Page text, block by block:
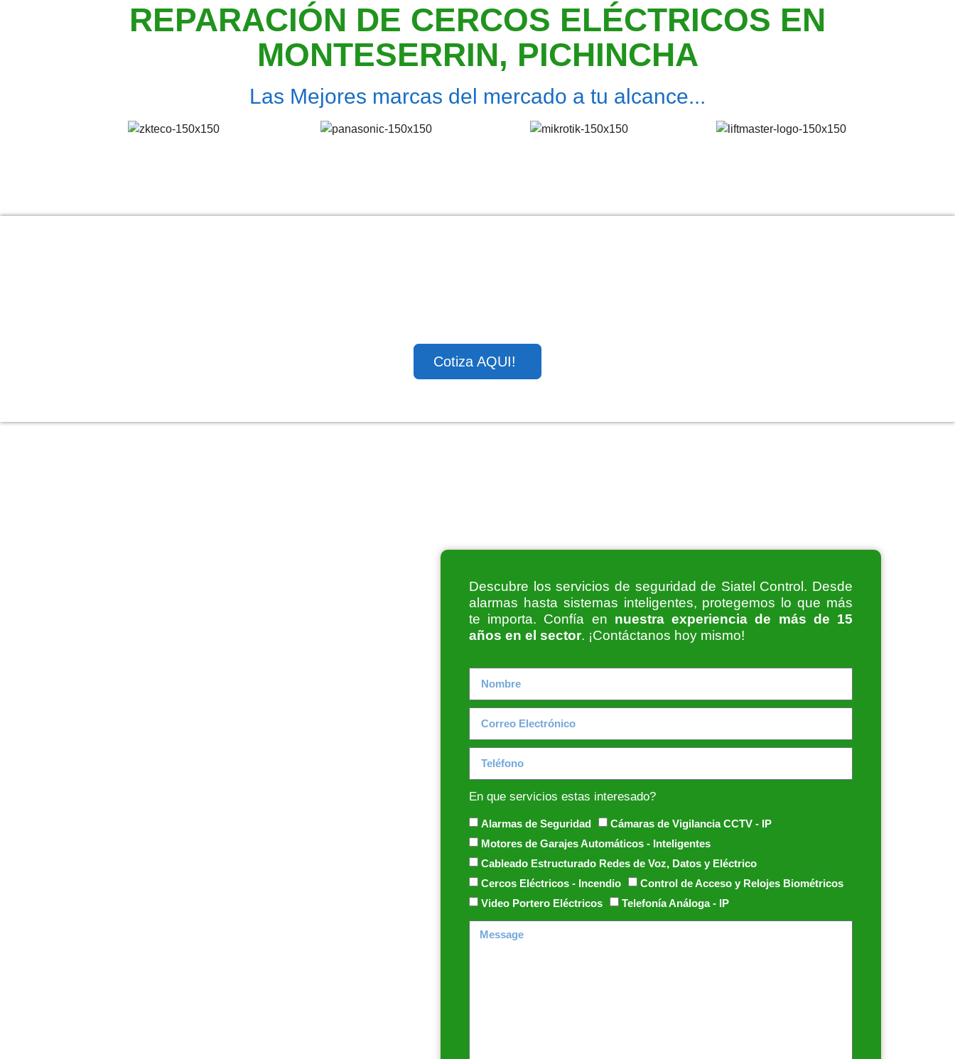
REPARACIÓN DE CERCOS ELÉCTRICOS EN
MONTESERRIN, PICHINCHA
Las Mejores marcas del mercado a tu alcance...
Cotiza AQUI!
Descubre los servicios de seguridad de Siatel Control. Desde
alarmas hasta sistemas inteligentes, protegemos lo que más
te importa. Confía en nuestra experiencia de más de 15
años en el sector. ¡Contáctanos hoy mismo!
En que servicios estas interesado?
Alarmas de Seguridad
Cámaras de Vigilancia CCTV - IP
Motores de Garajes Automáticos - Inteligentes
Cableado Estructurado Redes de Voz, Datos y Eléctrico
Cercos Eléctricos - Incendio
Control de Acceso y Relojes Biométricos
Video Portero Eléctricos
Telefonía Análoga - IP